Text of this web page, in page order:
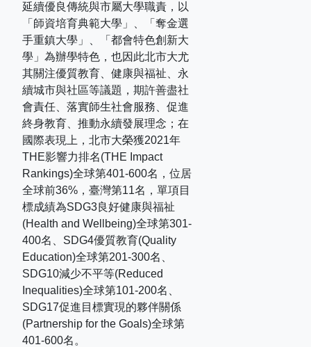
延續優良傳統與市屬大學職責，以
「師資培育典範大學」、「奪金選
手重鎮大學」、「都會特色創新大
學」為辦學特色，也因此北市大尤
其關注優質教育、健康與福祉、永
續城市與社區等議題，期許善盡社
會責任、落實師生社會服務、促進
終身教育、推動永續發展理念；在
國際表現上， 北市大榮獲2021年
THE影響力排名(THE Impact
Rankings)全球第401-600名，位居
全球前36% ，臺灣第11名，單項目
標成績為SDG3良好健康與福祉
(Health and Wellbeing)全球第301-
400名、 SDG4優質教育(Quality
Education)全球第201-300名、
SDG10減少不平等(Reduced
Inequalities)全球第101-200名、
SDG17促進目標實現的夥伴關係
(Partnership for the Goals)全球第
401-600名。